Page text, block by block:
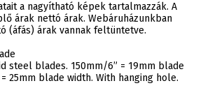
a nagyítható képek tartalmazzák. A
árak nettó árak. Webáruházunkban
(áfás) árak vannak feltüntetve.
steel blades. 150mm/6” = 19mm blade
25mm blade width. With hanging hole.